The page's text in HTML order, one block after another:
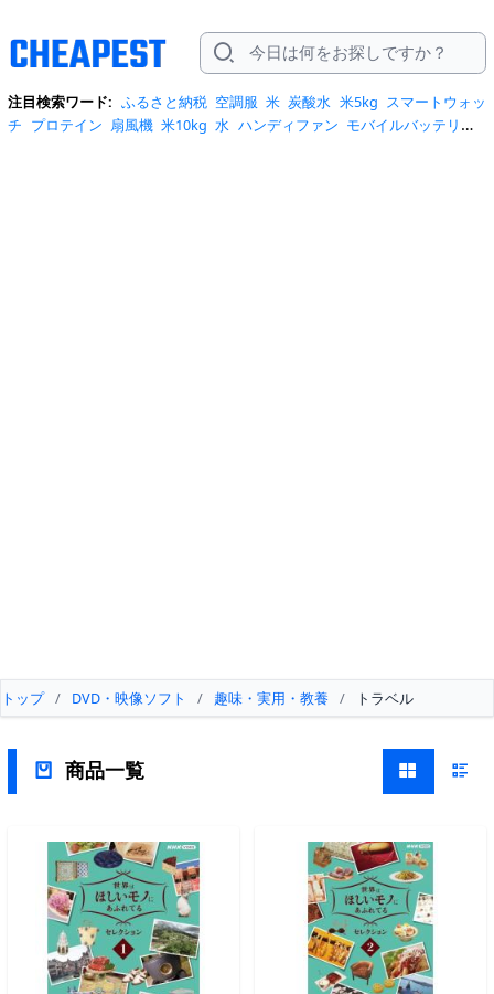
注目検索ワード: ふるさと納税 空調服 米 炭酸水 米5kg スマートウォッ
チ プロテイン 扇風機 米10kg 水 ハンディファン モバイルバッテリー
トップ / DVD・映像ソフト / 趣味・実用・教養 / トラベル
商品一覧